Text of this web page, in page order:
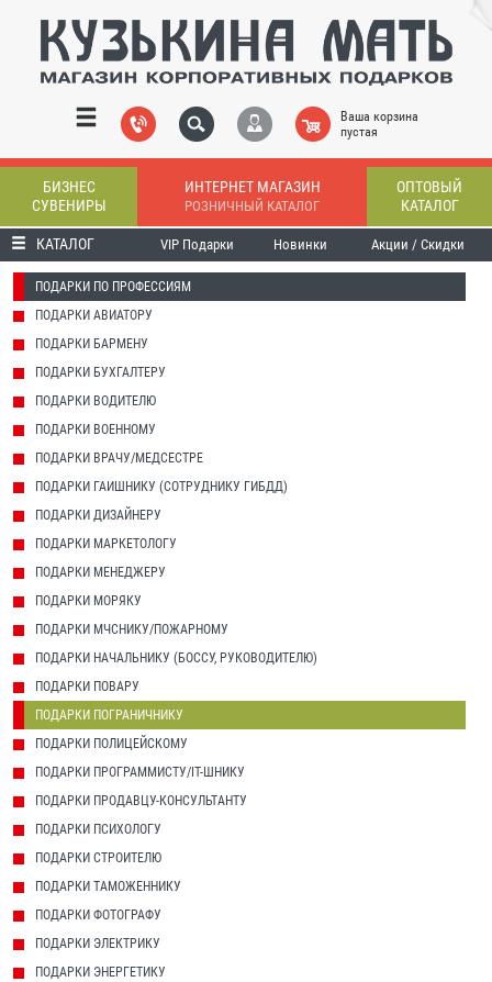
Ваша корзина
пустая
БИЗНЕС
СУВЕНИРЫ
ИНТЕРНЕТ МАГАЗИН
РОЗНИЧНЫЙ КАТАЛОГ
ОПТОВЫЙ
КАТАЛОГ
КАТАЛОГ VIP Подарки Новинки Акции / Скидки
ПОДАРКИ ПО ПРОФЕССИЯМ
ПОДАРКИ АВИАТОРУ
ПОДАРКИ БАРМЕНУ
ПОДАРКИ БУХГАЛТЕРУ
ПОДАРКИ ВОДИТЕЛЮ
ПОДАРКИ ВОЕННОМУ
ПОДАРКИ ВРАЧУ/МЕДСЕСТРЕ
ПОДАРКИ ГАИШНИКУ (СОТРУДНИКУ ГИБДД)
ПОДАРКИ ДИЗАЙНЕРУ
ПОДАРКИ МАРКЕТОЛОГУ
ПОДАРКИ МЕНЕДЖЕРУ
ПОДАРКИ МОРЯКУ
ПОДАРКИ МЧСНИКУ/ПОЖАРНОМУ
ПОДАРКИ НАЧАЛЬНИКУ (БОССУ, РУКОВОДИТЕЛЮ)
ПОДАРКИ ПОВАРУ
ПОДАРКИ ПОГРАНИЧНИКУ
ПОДАРКИ ПОЛИЦЕЙСКОМУ
ПОДАРКИ ПРОГРАММИСТУ/IT-ШНИКУ
ПОДАРКИ ПРОДАВЦУ-КОНСУЛЬТАНТУ
ПОДАРКИ ПСИХОЛОГУ
ПОДАРКИ СТРОИТЕЛЮ
ПОДАРКИ ТАМОЖЕННИКУ
ПОДАРКИ ФОТОГРАФУ
ПОДАРКИ ЭЛЕКТРИКУ
ПОДАРКИ ЭНЕРГЕТИКУ